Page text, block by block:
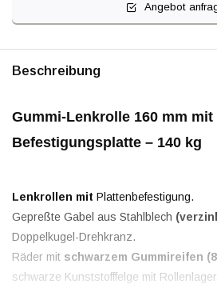
Angebot
Beschreibung
Gummi-Lenkrolle 160 mm
Befestigungsplatte – 140 kg
Lenkrollen mit Plattenbefestigung.
Gepreßte Gabel aus Stahlblech
Doppelkugel-Drehkranz.
Räder mit schwarzem Gummireifen
schwarze Kunststofffelge mit